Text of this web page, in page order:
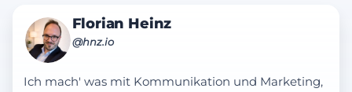
Florian Heinz
@hnz.io
Ich mach' was mit Kommunikation und Marketing,